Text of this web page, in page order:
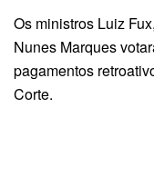
Os ministros Luiz
Nunes Marques
pagamentos
Corte.